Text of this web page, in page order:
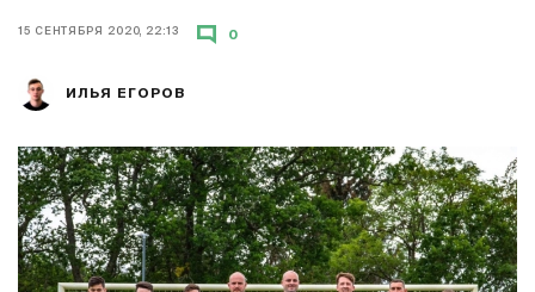
15 СЕНТЯБРЯ 2020, 22:13
ИЛЬЯ ЕГОРОВ
0